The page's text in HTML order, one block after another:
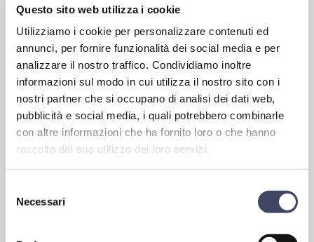
Questo sito web utilizza i cookie
Utilizziamo i cookie per personalizzare contenuti ed
annunci, per fornire funzionalità dei social media e per
analizzare il nostro traffico. Condividiamo inoltre
informazioni sul modo in cui utilizza il nostro sito con i
nostri partner che si occupano di analisi dei dati web,
pubblicità e social media, i quali potrebbero combinarle
con altre informazioni che ha fornito loro o che hanno
raccolto dal suo utilizzo dei loro servizi.
delNecessari
MAN Lion's Coach: English
NEOPLAN
TOURLINER
Un nuovo livello di
eccellenza aerodinamica
nella galleria del vento.
E un'estetica elegante che
suscita sguardi ammirati
segmento. Approfittate del nostro design Sharp Cut ottimizzato
fino alla perfezione: con il Tourliner risparmiate carburante a ogni